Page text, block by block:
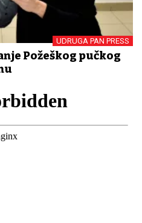
UDRUGA PAN PRESS
Požeškog pučkog